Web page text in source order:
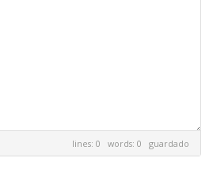
lines: 0 words: 0 guardado